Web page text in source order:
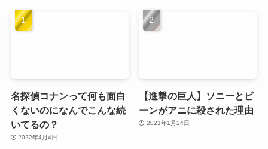
名探偵コナンって何も面白
くないのになんでこんな続
いてるの？
2022年4月4日
【進撃の巨人】ソニーとビ
ーンがアニに殺された理由
2021年1月24日